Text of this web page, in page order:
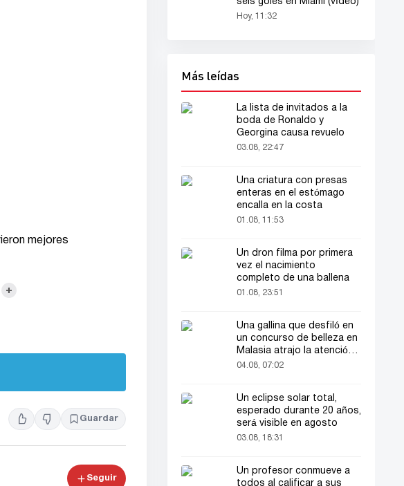
mejores
+
Guardar
Seguir
Hoy, 11:32
Más leídas
La lista de invitados a la
boda de Ronaldo y
Georgina causa revuelo
03.08, 22:47
Una criatura con presas
enteras en el estómago
encalla en la costa
01.08, 11:53
Un dron filma por primera
vez el nacimiento
completo de una ballena
01.08, 23:51
Una gallina que desfiló en
un concurso de belleza en
Malasia atrajo la atención
del público
04.08, 07:02
Un eclipse solar total,
esperado durante 20 años,
será visible en agosto
03.08, 18:31
Un profesor conmueve a
todos al calificar a sus